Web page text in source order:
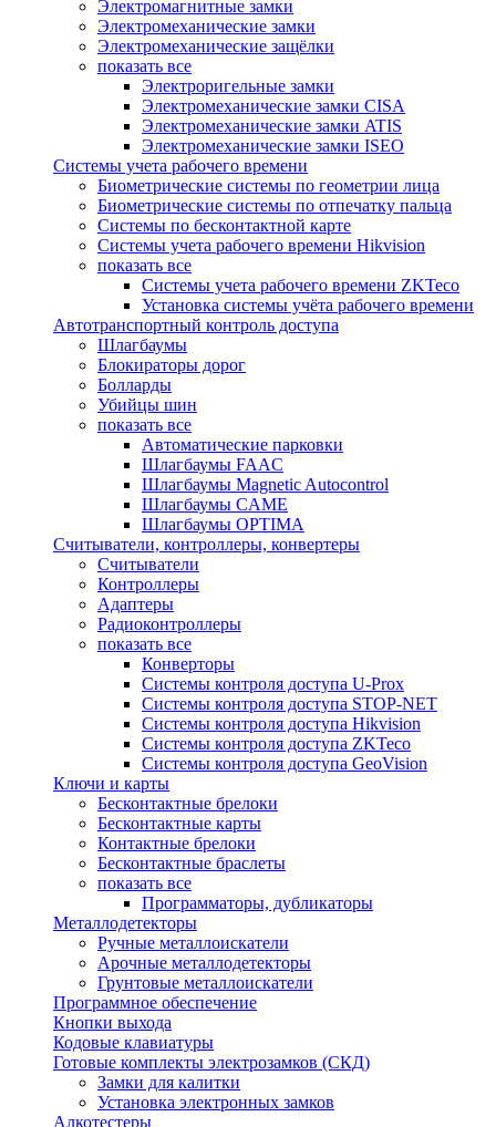
Электромагнитные замки
Электромеханические замки
Электромеханические защёлки
показать все
Электроригельные замки
Электромеханические замки CISA
Электромеханические замки ATIS
Электромеханические замки ISEO
Системы учета рабочего времени
Биометрические системы по геометрии лица
Биометрические системы по отпечатку пальца
Системы по бесконтактной карте
Системы учета рабочего времени Hikvision
показать все
Системы учета рабочего времени ZKTeco
Установка системы учёта рабочего времени
Автотранспортный контроль доступа
Шлагбаумы
Блокираторы дорог
Болларды
Убийцы шин
показать все
Автоматические парковки
Шлагбаумы FAAC
Шлагбаумы Magnetic Autocontrol
Шлагбаумы CAME
Шлагбаумы OPTIMA
Считыватели, контроллеры, конвертеры
Считыватели
Контроллеры
Адаптеры
Радиоконтроллеры
показать все
Конверторы
Системы контроля доступа U-Prox
Системы контроля доступа STOP-NET
Системы контроля доступа Hikvision
Системы контроля доступа ZKTeco
Системы контроля доступа GeoVision
Ключи и карты
Бесконтактные брелоки
Бесконтактные карты
Контактные брелоки
Бесконтактные браслеты
показать все
Программаторы, дубликаторы
Металлодетекторы
Ручные металлоискатели
Арочные металлодетекторы
Грунтовые металлоискатели
Программное обеспечение
Кнопки выхода
Кодовые клавиатуры
Готовые комплекты электрозамков (СКД)
Замки для калитки
Установка электронных замков
Алкотестеры